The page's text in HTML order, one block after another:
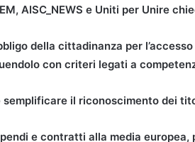
AISC_NEWS e Uniti per Unire
della cittadinanza per
con criteri legati a
semplificare il riconoscimento dei
e contratti alla media europea,